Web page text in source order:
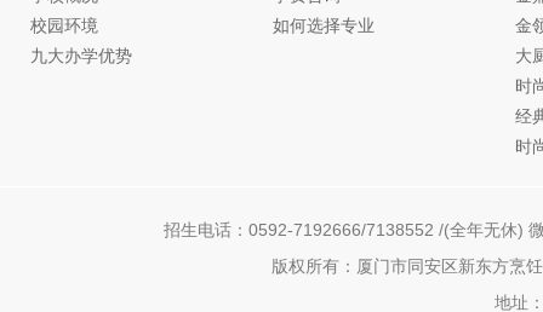
校园环境
九大办学优势
如何选择专业
金
大
时
经
时
招生电话：0592-7192666/7138552 /(全年无休)
版权所有：厦门市同安区新东方烹
地址